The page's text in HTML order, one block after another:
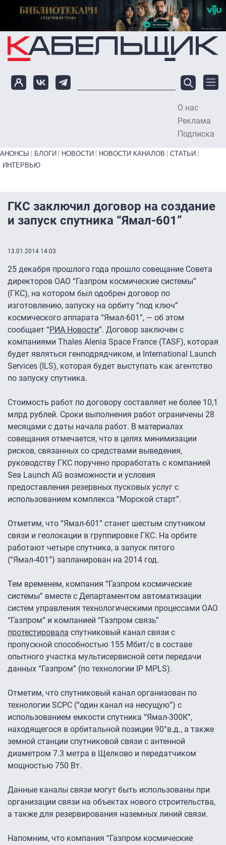
Перейти к основному содержанию
О нас
Реклама
Подписка
Primary links bottom
АНОНСЫ БЛОГИ НОВОСТИ НОВОСТИ КАНАЛОВ
СТАТЬИ
ИНТЕРВЬЮ
ГКС заключил договор на создание
и запуск спутника “Ямал-601”
13.01.2014 14:03
25 декабря прошлого года прошло совещание Совета
директоров ОАО “Газпром космические системы”
(ГКС), на котором был одобрен договор по
изготовлению, запуску на орбиту “под ключ”
космического аппарата “Ямал-601”, — об этом
сообщает “РИА Новости”. Договор заключен с
компаниями Thales Alenia Space France (TASF), которая
будет являться генподрядчиком, и International Launch
Services (ILS), которая будет выступать как агентство
по запуску спутника.
Стоимость работ по договору составляет не более 10,1
млрд рублей. Сроки выполнения работ ограничены 28
месяцами с даты начала работ. В материалах
совещания отмечается, что в целях минимизации
рисков, связанных со средствами выведения,
руководству ГКС поручено проработать с компанией
Sea Launch AG возможности и условия
предоставления резервных пусковых услуг с
использованием комплекса “Морской старт”.
Отметим, что “Ямал-601” станет шестым спутником
связи и геолокации в группировке ГКС. На орбите
работают четыре спутника, а запуск пятого
(“Ямал-401”) запланирован на 2014 год.
Тем временем, компания “Газпром космические
системы” вместе с Департаментом автоматизации
систем управления технологическими процессами ОАО
“Газпром” и компанией “Газпром связь”
протестировала спутниковый канал связи с
пропускной способностью 155 Мбит/с в составе
опытного участка мультисервисной сети передачи
данных “Газпром” (по технологии IP MPLS).
Отметим, что спутниковый канал организован по
технологии SCPC (“один канал на несущую”) с
использованием емкости спутника “Ямал-300К”,
находящегося в орбитальной позиции 90°в.д., а также
земной станции спутниковой связи с антенной
диаметром 7.3 метра в Щелково и передатчиком
мощностью 750 Вт.
Данные каналы связи могут быть использованы при
организации связи на объектах нового строительства,
а также для резервирования наземных линий связи.
Напомним, что компания “Газпром космические